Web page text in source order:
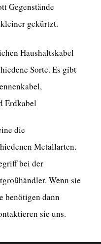
Gegenstände
gekürtzt.
Haushaltskabel
Sorte. Es gibt
Erdkabel
die
Metallarten.
bei der
Wenn sie
benötigen dann
sie uns.